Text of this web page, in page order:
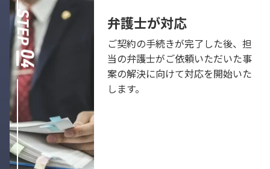
弁護士が対応
ご契約の手続きが完了した後、担
当の弁護士がご依頼いただいた事
案の解決に向けて対応を開始いた
します。